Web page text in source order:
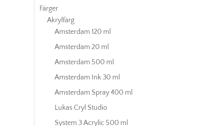
Färger
Akrylfärg
Amsterdam 120 ml
Amsterdam 20 ml
Amsterdam 500 ml
Amsterdam Ink 30 ml
Amsterdam Spray 400 ml
Lukas Cryl Studio
System 3 Acrylic 500 ml